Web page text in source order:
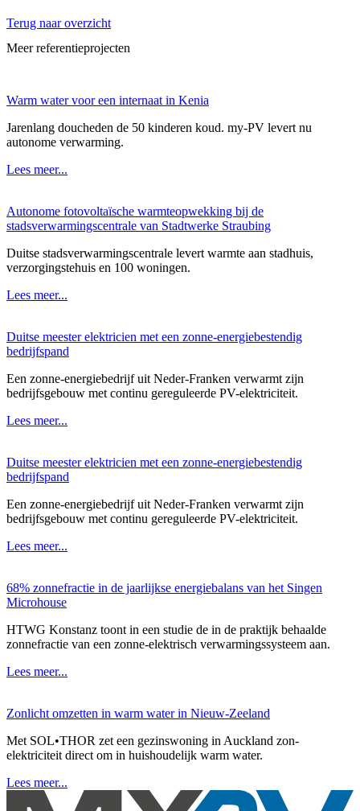
Terug naar overzicht
Meer referentieprojecten
Warm water voor een internaat in Kenia
Jarenlang doucheden de 50 kinderen koud. my-PV levert nu
autonome verwarming.
Lees meer...
Autonome fotovoltaïsche warmteopwekking bij de
stadsverwarmingscentrale van Stadtwerke Straubing
Duitse stadsverwarmingscentrale levert warmte aan stadhuis,
verzorgingstehuis en 100 woningen.
Lees meer...
Duitse meester elektricien met een zonne-energiebestendig
bedrijfspand
Een zonne-energiebedrijf uit Neder-Franken verwarmt zijn
bedrijfsgebouw met continu gereguleerde PV-elektriciteit.
Lees meer...
Duitse meester elektricien met een zonne-energiebestendig
bedrijfspand
Een zonne-energiebedrijf uit Neder-Franken verwarmt zijn
bedrijfsgebouw met continu gereguleerde PV-elektriciteit.
Lees meer...
68% zonnefractie in de jaarlijkse energiebalans van het Singen
Microhouse
HTWG Konstanz toont in een studie de in de praktijk behaalde
zonnefractie van een zonne-elektrisch verwarmingssysteem aan.
Lees meer...
Zonlicht omzetten in warm water in Nieuw-Zeeland
Met SOL•THOR zet een gezinswoning in Auckland zon-
elektriciteit direct om in huishoudelijk warm water.
Lees meer...